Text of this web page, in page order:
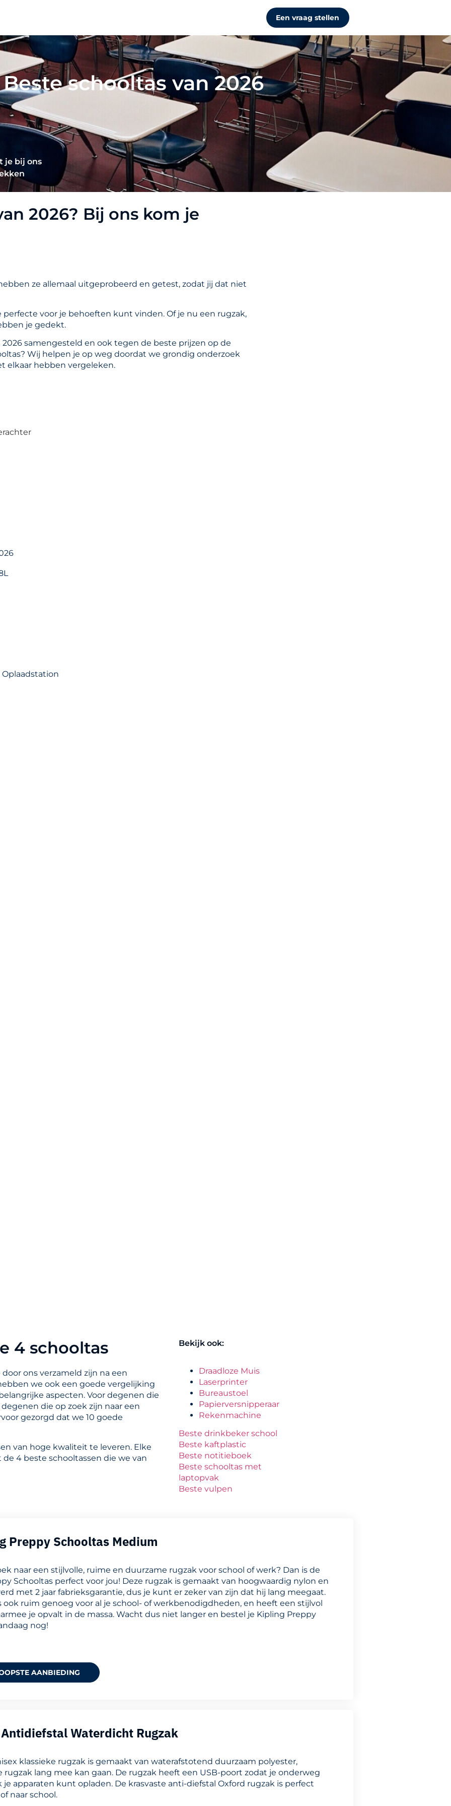
Een vraag stellen
schooltas van 2026
je bij ons
2026? Bij ons kom je
ze allemaal uitgeprobeerd en getest, zodat jij dat niet
voor je behoeften kunt vinden. Of je nu een rugzak,
je gedekt.
samengesteld en ook tegen de beste prijzen op de
Wij helpen je op weg doordat we grondig onderzoek
elkaar hebben vergeleken.
Oplaadstation
4 schooltas
ons verzameld zijn na een
we ook een goede vergelijking
aspecten. Voor degenen die
die op zoek zijn naar een
gezorgd dat we 10 goede
van hoge kwaliteit te leveren. Elke
4 beste schooltassen die we van
Bekijk ook:
Draadloze Muis
Laserprinter
Bureaustoel
Papierversnipperaar
Rekenmachine
Beste drinkbeker school
Beste kaftplastic
Beste notitieboek
Beste schooltas met
laptopvak
Beste vulpen
Preppy Schooltas Medium
naar een stijlvolle, ruime en duurzame rugzak voor school of werk? Dan is de
Schooltas perfect voor jou! Deze rugzak is gemaakt van hoogwaardig nylon en
met 2 jaar fabrieksgarantie, dus je kunt er zeker van zijn dat hij lang meegaat.
ook ruim genoeg voor al je school- of werkbenodigdheden, en heeft een stijlvol
je opvalt in de massa. Wacht dus niet langer en bestel je Kipling Preppy
nog!
AANBIEDING
Waterdicht Rugzak
klassieke rugzak is gemaakt van waterafstotend duurzaam polyester,
rugzak lang mee kan gaan. De rugzak heeft een USB-poort zodat je onderweg
apparaten kunt opladen. De krasvaste anti-diefstal Oxford rugzak is perfect
naar school.